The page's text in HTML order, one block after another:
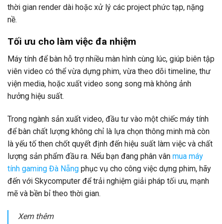
thời gian render dài hoặc xử lý các project phức tạp, nặng
nề.
Tối ưu cho làm việc đa nhiệm
Máy tính để bàn hỗ trợ nhiều màn hình cùng lúc, giúp biên tập
viên video có thể vừa dựng phim, vừa theo dõi timeline, thư
viện media, hoặc xuất video song song mà không ảnh
hưởng hiệu suất.
Trong ngành sản xuất video, đầu tư vào một chiếc máy tính
để bàn chất lượng không chỉ là lựa chọn thông minh mà còn
là yếu tố then chốt quyết định đến hiệu suất làm việc và chất
lượng sản phẩm đầu ra. Nếu bạn đang phân vân mua máy
tính gaming Đà Nẵng phục vụ cho công việc dựng phim, hãy
đến với Skycomputer để trải nghiệm giải pháp tối ưu, mạnh
mẽ và bền bỉ theo thời gian.
Xem thêm